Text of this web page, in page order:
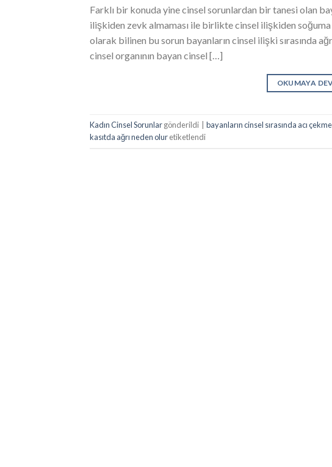
Farklı bir konuda yine cinsel sorunlardan bir tanesi olan
ilişkiden zevk almaması ile birlikte cinsel ilişkiden
olarak bilinen bu sorun bayanların cinsel ilişki sırasında
cinsel organının bayan cinsel […]
OKUMAYA
Kadın Cinsel Sorunlargönderildi bayanların cinsel sırasında acı
kasıtda ağrı neden oluretiketlendi